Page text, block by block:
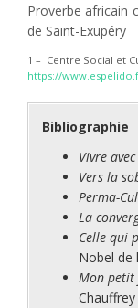
Proverbe africain
de Saint-Exupéry
1 – Centre Social et
https://
Bibliographie
Vivre
Vers la
Perma-
La
Celle qui
Nobel de
Mon petit
Chauffrey